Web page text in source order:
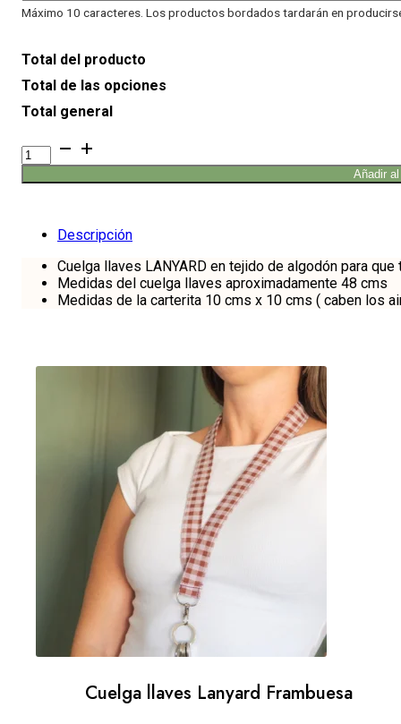
Máximo 10 caracteres. Los productos bordados tardarán en
Total del producto
Total de las opciones
Total general
Cuelga
llaves
+
cantidad
Añadir
Descripción
Cuelga llaves LANYARD en tejido de algodón para
Medidas del cuelga llaves aproximadamente 48 cms
Medidas de la carterita 10 cms x 10 cms ( caben los
Cuelga llaves Lanyard Frambuesa